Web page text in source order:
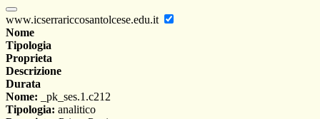
www.icserrariccosantolcese.edu.it
Nome
Tipologia
Proprieta
Descrizione
Durata
Nome: _pk_ses.1.c212
Tipologia: analitico